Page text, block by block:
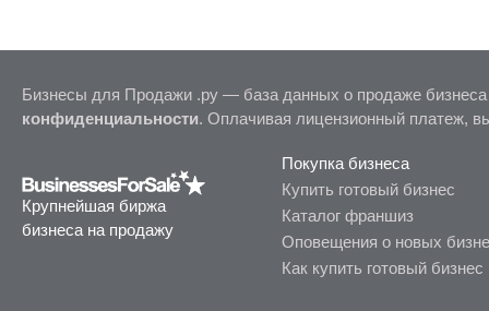
Бизнесы для Продажи .ру — база данных о продаже
конфиденциальности. Оплачивая лицензионный платеж,
Крупнейшая биржа
бизнеса на продажу
Покупка бизнеса
Купить готовый бизнес
Каталог франшиз
Оповещения о новых
Как купить готовый бизнес